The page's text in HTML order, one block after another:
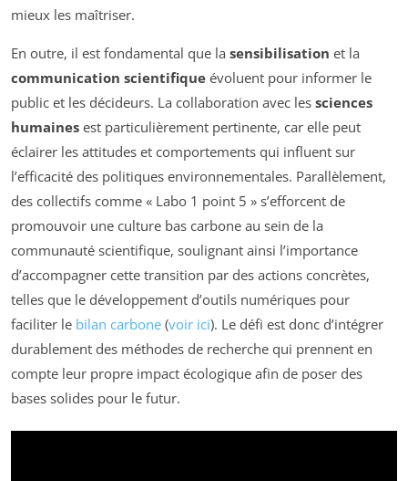
mieux les maîtriser.
En outre, il est fondamental que la sensibilisation et la
communication scientifique évoluent pour informer le
public et les décideurs. La collaboration avec les sciences
humaines est particulièrement pertinente, car elle peut
éclairer les attitudes et comportements qui influent sur
l’efficacité des politiques environnementales. Parallèlement,
des collectifs comme « Labo 1 point 5 » s’efforcent de
promouvoir une culture bas carbone au sein de la
communauté scientifique, soulignant ainsi l’importance
d’accompagner cette transition par des actions concrètes,
telles que le développement d’outils numériques pour
faciliter le bilan carbone (voir ici). Le défi est donc d’intégrer
durablement des méthodes de recherche qui prennent en
compte leur propre impact écologique afin de poser des
bases solides pour le futur.